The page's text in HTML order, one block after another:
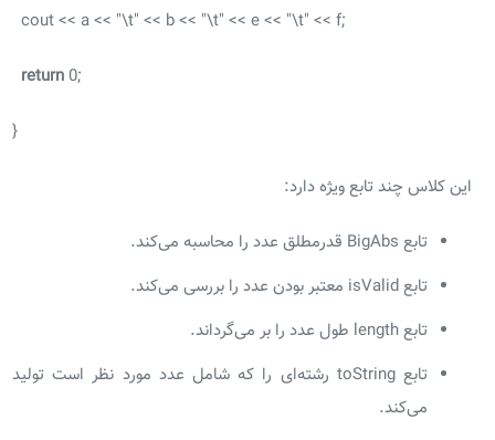
cout << a << "\t" << b << "\t" << e << "\t" << f;
return
این کلاس چند تابع ویژه دارد:
تابع BigAbs قدرمطلق عدد را محاسبه می‌کند.
تابع isValid معتبر بودن عدد را بررسی می‌کند.
تابع length طول عدد را بر می‌گرداند.
تابع toString رشته‌ای را که شامل عدد مورد نظر است تولید
می‌کند.